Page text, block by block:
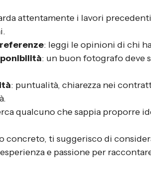
attentamente i lavori
: leggi le opinioni di chi
: un buon fotografo deve
: puntualità, chiarezza nei
qualcuno che sappia proporre
concreto, ti suggerisco di
e passione per